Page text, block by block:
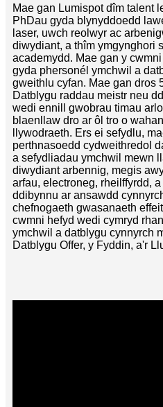
Mae gan Lumispot dîm talent
PhDau gyda blynyddoedd
laser, uwch reolwyr ac
diwydiant, a thîm ymgynghori
academydd. Mae gan y
gyda phersonél ymchwil a
gweithlu cyfan. Mae gan dros
Datblygu raddau meistr neu
wedi ennill gwobrau timau
blaenllaw dro ar ôl tro o
llywodraeth. Ers ei sefydlu,
perthnasoedd cydweithredol
a sefydliadau ymchwil mewn
diwydiant arbennig, megis
arfau, electroneg, rheilffyrdd,
ddibynnu ar ansawdd
chefnogaeth gwasanaeth
cwmni hefyd wedi cymryd
ymchwil a datblygu cynnyrch
Datblygu Offer, y Fyddin, a'r